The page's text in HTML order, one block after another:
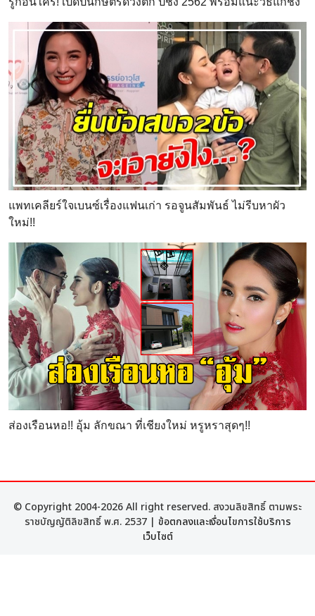
แพทเคลียร์ใจเบนซ์เรื่องแฟนเก่า รอจูนสัมพันธ์ ไม่รีบหาผัว
ใหม่!!
ส่องเรือนหอ!! อุ้ม ลักขณา ที่เชียงใหม่ หรูหราสุดๆ!!
© Copyright 2004-2026 All right reserved. สงวนลิขสิทธิ์ ตามพระ
ราชบัญญัติลิขสิทธิ์ พ.ศ. 2537 | ข้อตกลงและเงื่อนไขการใช้บริการ
เว็บไซต์